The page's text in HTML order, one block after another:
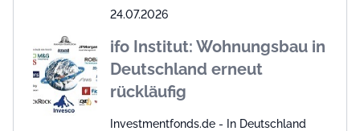
24.07.2026
ifo Institut: Wohnungsbau in
Deutschland erneut
rückläufig
Investmentfonds.de - In Deutschland